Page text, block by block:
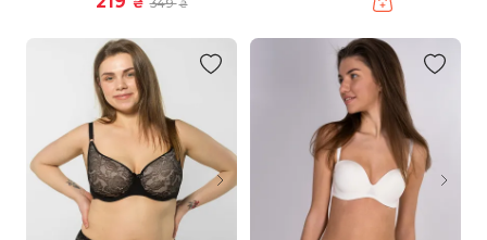
349₴